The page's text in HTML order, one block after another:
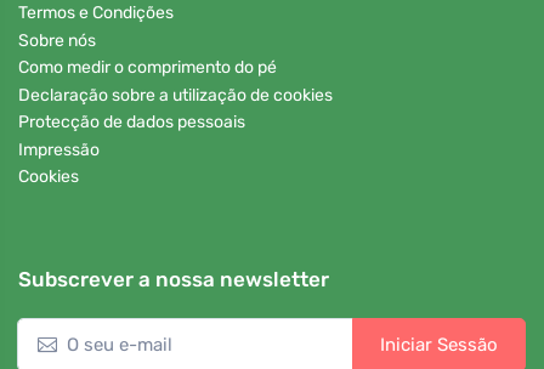
Termos e Condições
Sobre nós
Como medir o comprimento do pé
Declaração sobre a utilização de cookies
Protecção de dados pessoais
Impressão
Cookies
Subscrever a nossa newsletter
Iniciar Sessão